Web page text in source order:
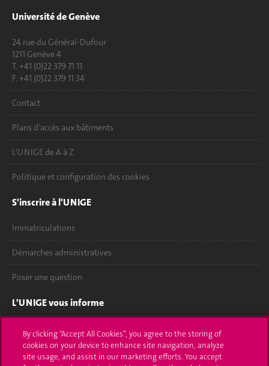
Université de Genève
24 rue du Général-Dufour
1211 Genève 4
T. +41 (0)22 379 71 11
F. +41 (0)22 379 11 34
Contact
Plans d'accès aux bâtiments
L'UNIGE de A à Z
Politique et configuration des cookies
S'inscrire à l'UNIGE
Immatriculations
Démarches administratives
Poser une question
L'UNIGE vous informe
UNIGE Mobile
Médias
By clicking “Accept All Cookies”, you agree to the storing of
cookies on your device to enhance site navigation, analyze
site usage, and assist in our marketing efforts. You accept